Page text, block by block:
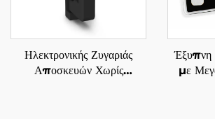
Ηλεκτρονικής Ζυγαριάς
Αποσκευών Χωρίς
Έξυπνη
με